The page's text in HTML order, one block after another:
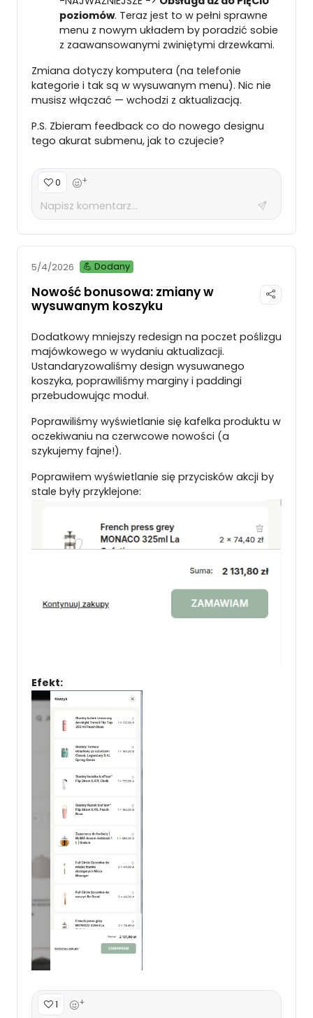
poziomów. Teraz jest to w pełni sprawne
menu z nowym układem by poradzić sobie
z zaawansowanymi zwiniętymi drzewkami.
Zmiana dotyczy komputera (na telefonie
kategorie i tak są w wysuwanym menu). Nic nie
musisz włączać — wchodzi z aktualizacją.
P.S. Zbieram feedback co do nowego designu
tego akurat submenu, jak to czujecie?
0 +
5/4/2026 💪 Dodany
Nowość bonusowa: zmiany w
wysuwanym koszyku
Dodatkowy mniejszy redesign na poczet poślizgu
majówkowego w wydaniu aktualizacji.
Ustandaryzowaliśmy design wysuwanego
koszyka, poprawiliśmy marginy i paddingi
przebudowując moduł.
Poprawiliśmy wyświetlanie się kafelka produktu w
oczekiwaniu na czerwcowe nowości (a
szykujemy fajne!).
Poprawiłem wyświetlanie się przycisków akcji by
stale były przyklejone:
Efekt:
1 +